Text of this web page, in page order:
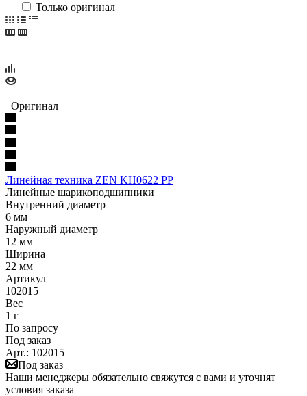
Только оригинал
Оригинал
Линейная техника ZEN KH0622 PP
Линейные шарикоподшипники
Внутренний диаметр
6 мм
Наружный диаметр
12 мм
Ширина
22 мм
Артикул
102015
Вес
1 г
По запросу
Под заказ
Арт.: 102015
Под заказ
Наши менеджеры обязательно свяжутся с вами и уточнят
условия заказа